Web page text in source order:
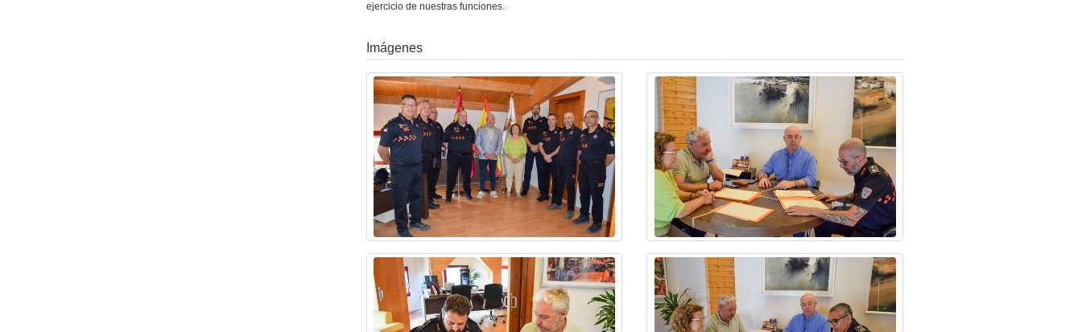
ejercicio de nuestras funciones.
Imágenes